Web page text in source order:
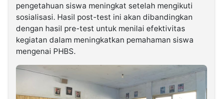
pengetahuan siswa meningkat setelah mengikuti
sosialisasi. Hasil post-test ini akan dibandingkan
dengan hasil pre-test untuk menilai efektivitas
kegiatan dalam meningkatkan pemahaman siswa
mengenai PHBS.